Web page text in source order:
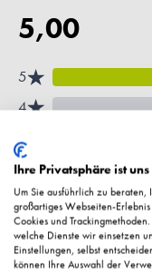
Ihre Privatsphäre ist
Um Sie ausführlich zu
großartiges Webseiten-
Cookies und
welche Dienste wir einsetzen
Einstellungen, selbst
können Ihre Auswahl der